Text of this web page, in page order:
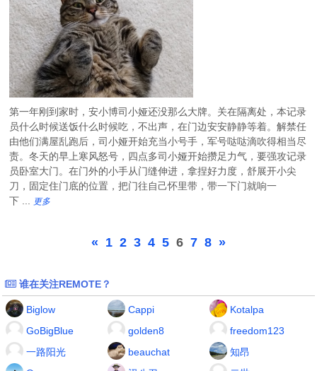
第一年刚到家时，安小博司小娅还没那么大牌。关在隔离处，本记录
员什么时候送饭什么时候吃，不出声，在门边安安静静等着。解禁任
由他们满屋乱跑后，司小娅开始充当小号手，军号哒哒滴吹得相当尽
责。冬天的早上寒风怒号，四点多司小娅开始攒足力气，要强攻记录
员卧室大门。在门外的小手从门缝伸进，拿捏好力度，舒展开小尖
刀，固定住门底的位置，把门往自己怀里带，带一下门就响一
下 ...
更多
« 1 2 3 4 5 6 7 8 »
谁在关注REMOTE？
Biglow Cappi
Kotalpa
GoBigBlue
golden8
freedom123
一路阳光
beauchat
知昂